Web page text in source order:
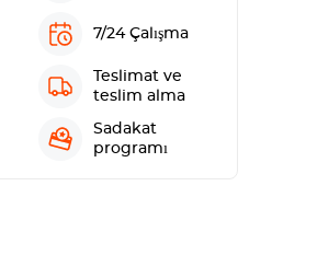
7/24 Çalışma
Teslimat ve
teslim alma
Sadakat
programı